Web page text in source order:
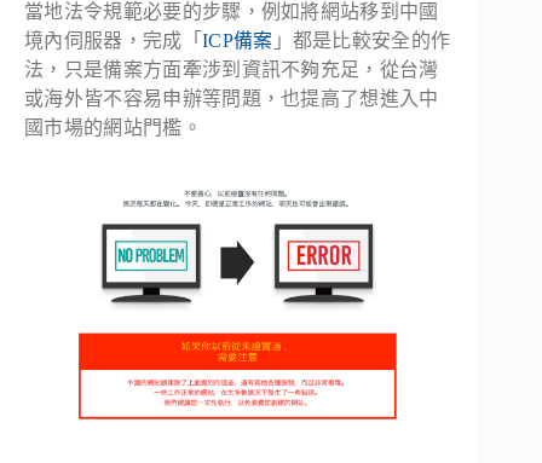
當地法令規範必要的步驟，例如將網站移到中國
境內伺服器，完成「 ICP備案 」都是比較安全的作
法，只是備案方面牽涉到資訊不夠充足，從台灣
或海外皆不容易申辦等問題，也提高了想進入中
國市場的網站門檻。